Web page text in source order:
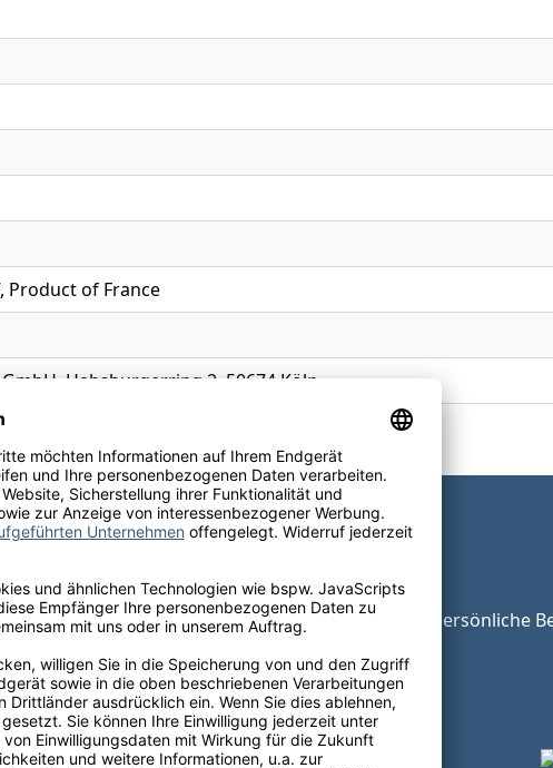
Product of France
Habsburgerring 2, 50674 Köln
Lieferung innerhalb Deutschlands sowie unsere persönliche